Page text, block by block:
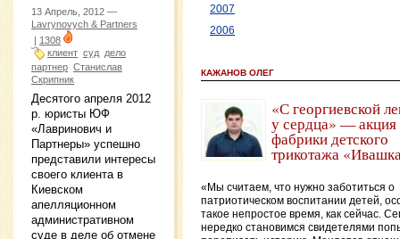
13 Апрель, 2012 —
Lavrynovych & Partners
| 1308
клиент суд дело
партнер Станислав
Скрипник
Десятого апреля 2012
р. юристы ЮФ
«Лавринович и
Партнеры» успешно
представили интересы
своего клиента в
Киевском
апелляционном
административном
суде в деле об отмене
2007
2006
КАЖАНОВ ОЛЕГ
«С георгиевской
у сердца» — акция
фабрики детского
трикотажа
«Мы считаем, что нужно заботиться о
патриотическом воспитании детей,
такое непростое время, как сейчас.
нередко становимся свидетелями